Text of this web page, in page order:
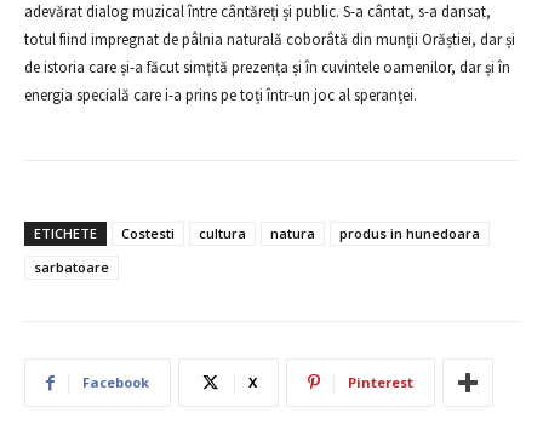
adevărat dialog muzical între cântăreți și public. S-a cântat, s-a dansat,
totul fiind impregnat de pâlnia naturală coborâtă din munții Orăștiei, dar și
de istoria care și-a făcut simțită prezența și în cuvintele oamenilor, dar și în
energia specială care i-a prins pe toți într-un joc al speranței.
ETICHETE Costesti cultura natura
produs in hunedoara
sarbatoare
Facebook X Pinterest